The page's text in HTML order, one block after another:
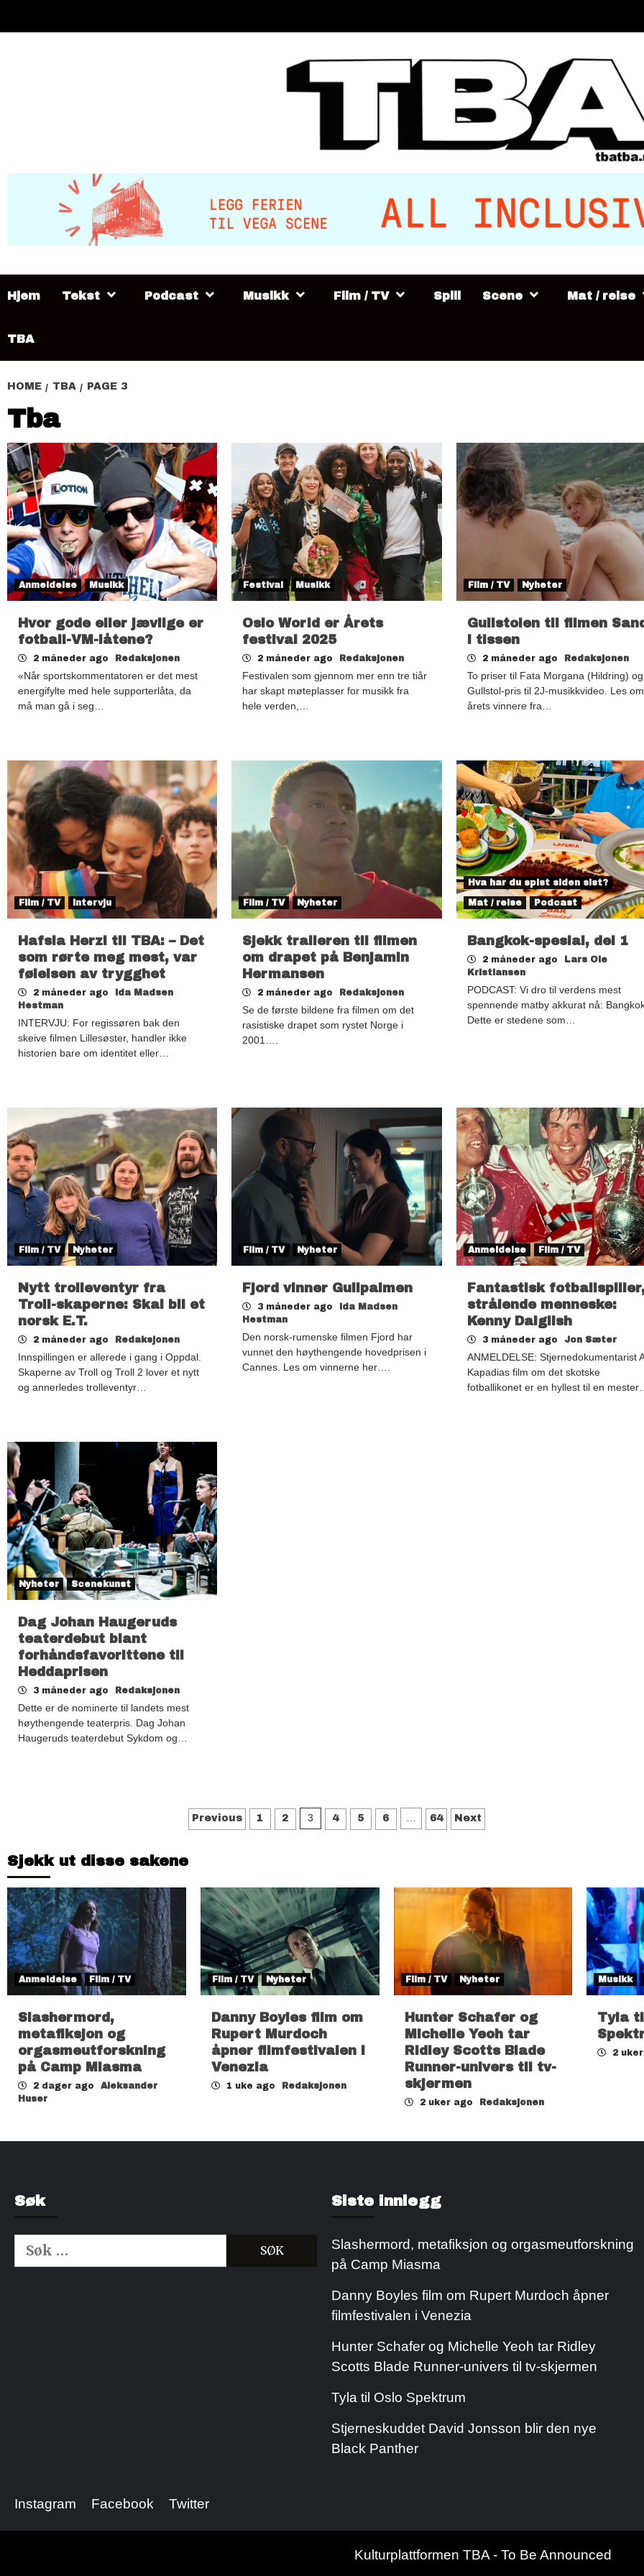
to
Hjem Tekst Podcast Musikk Film / TV Spill Scene Mat / reise
TBA
HOME TBA PAGE 3
Tba
Anmeldelse Musikk
Hvor gode eller jævlige er
fotball-VM-låtene?
2 måneder ago Redaksjonen
«Når sportskommentatoren er det mest
energifylte med hele supporterlåta, da
må man gå i seg…
Festival Musikk
Oslo World er Årets
festival 2025
2 måneder ago Redaksjonen
Festivalen som gjennom mer enn tre tiår
har skapt møteplasser for musikk fra
hele verden,…
Film / TV Nyheter
Gullstolen til filmen
i tissen
2 måneder ago Redaksjonen
To priser til Fata Morgana (Hildring) og
Gullstol-pris til 2J-musikkvideo. Les om
årets vinnere fra…
Film / TV Intervju
Hafsia Herzi til TBA: – Det
som rørte meg mest, var
følelsen av trygghet
2 måneder ago
Ida Madsen
Hestman
INTERVJU: For regissøren bak den
skeive filmen Lillesøster, handler ikke
historien bare om identitet eller…
Film / TV Nyheter
Sjekk traileren til filmen
om drapet på Benjamin
Hermansen
2 måneder ago Redaksjonen
Se de første bildene fra filmen om det
rasistiske drapet som rystet Norge i
2001….
Hva har du spist siden sist?
Mat / reise
Podcast
Bangkok-spesial, del 1
2 måneder ago
Lars Ole
Kristiansen
PODCAST: Vi dro til verdens mest
spennende matby akkurat nå:
Dette er stedene som…
Film / TV Nyheter
Nytt trolleventyr fra
Troll-skaperne: Skal bli et
norsk E.T.
2 måneder ago Redaksjonen
Innspillingen er allerede i gang i Oppdal.
Skaperne av Troll og Troll 2 lover et nytt
og annerledes trolleventyr…
Film / TV Nyheter
Fjord vinner Gullpalmen
3 måneder ago
Ida Madsen
Hestman
Den norsk-rumenske filmen Fjord har
vunnet den høythengende hovedprisen i
Cannes. Les om vinnerne her….
Anmeldelse Film / TV
Fantastisk
strålende menneske:
Kenny Dalglish
3 måneder ago Jon Sæter
ANMELDELSE: Stjernedokumentarist
Kapadias film om det skotske
fotballikonet er en hyllest til en
Nyheter Scenekunst
Dag Johan Haugeruds
teaterdebut blant
forhåndsfavorittene til
Heddaprisen
3 måneder ago Redaksjonen
Dette er de nominerte til landets mest
høythengende teaterpris. Dag Johan
Haugeruds teaterdebut Sykdom og…
Sidepaginering
Previous 1 2 3 4 5 6 64 Next
Sjekk ut disse sakene
Anmeldelse Film / TV
Slashermord,
metafiksjon og
orgasmeutforskning
på Camp Miasma
2 dager ago
Aleksander
Huser
Film / TV Nyheter
Danny Boyles film om
Rupert Murdoch
åpner filmfestivalen i
Venezia
1 uke ago Redaksjonen
Film / TV Nyheter
Hunter Schafer og
Michelle Yeoh tar
Ridley Scotts Blade
Runner-univers til tv-
skjermen
2 uker ago Redaksjonen
Musikk
Tyla
2
Søk
Søk
etter:
Siste innlegg
Slashermord, metafiksjon og orgasmeutforskning
på Camp Miasma
Danny Boyles film om Rupert Murdoch åpner
filmfestivalen i Venezia
Hunter Schafer og Michelle Yeoh tar Ridley
Scotts Blade Runner-univers til tv-skjermen
Tyla til Oslo Spektrum
Stjerneskuddet David Jonsson blir den nye
Black Panther
Instagram Facebook Twitter
Kulturplattformen TBA - To Be Announced